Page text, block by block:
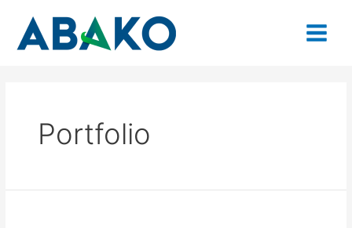
contenido
Menu
Portfolio
entradas